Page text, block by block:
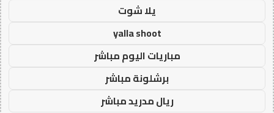
يلا شوت
yalla shoot
مباريات اليوم مباشر
برشلونة مباشر
ريال مدريد مباشر